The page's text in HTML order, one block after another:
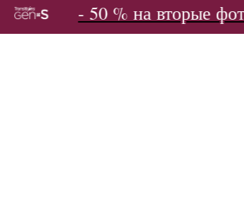
- 50 % на вторые